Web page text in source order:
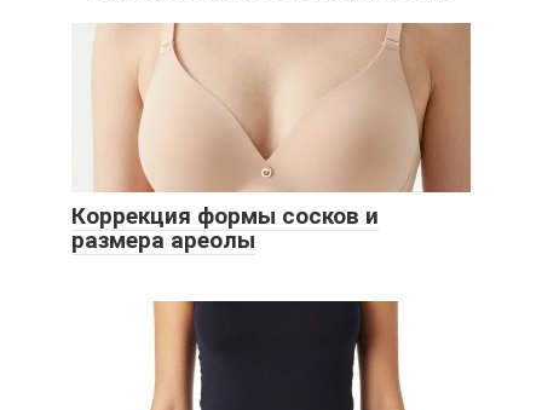
Коррекция формы сосков и
размера ареолы